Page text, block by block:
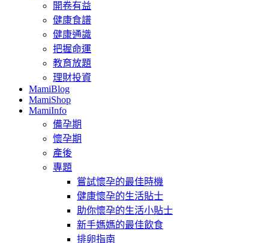
開卷有益
健康食譜
健康通識
把握命運
教育放題
理財投資
MamiBlog
MamiShop
MamiInfo
備孕期
懷孕期
產後
專題
嘗試懷孕的最佳時機
健康懷孕的生活貼士
助你懷孕的生活小貼士
新手媽媽的最佳飲食
排卵指南